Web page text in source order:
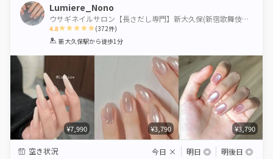
Lumiere_Nono
ウサギネイルサロン【長さだし専門】新大久保(新宿歌舞伎町10分パラジェルかわいいマグネットオフ無料
4.8
1 2 3 4 5
(372件)
新大久保駅から徒歩1分
¥7,990 ¥3,790 ¥3,790
空き状況 今日 × 明日 ◎ 明後日 ◎